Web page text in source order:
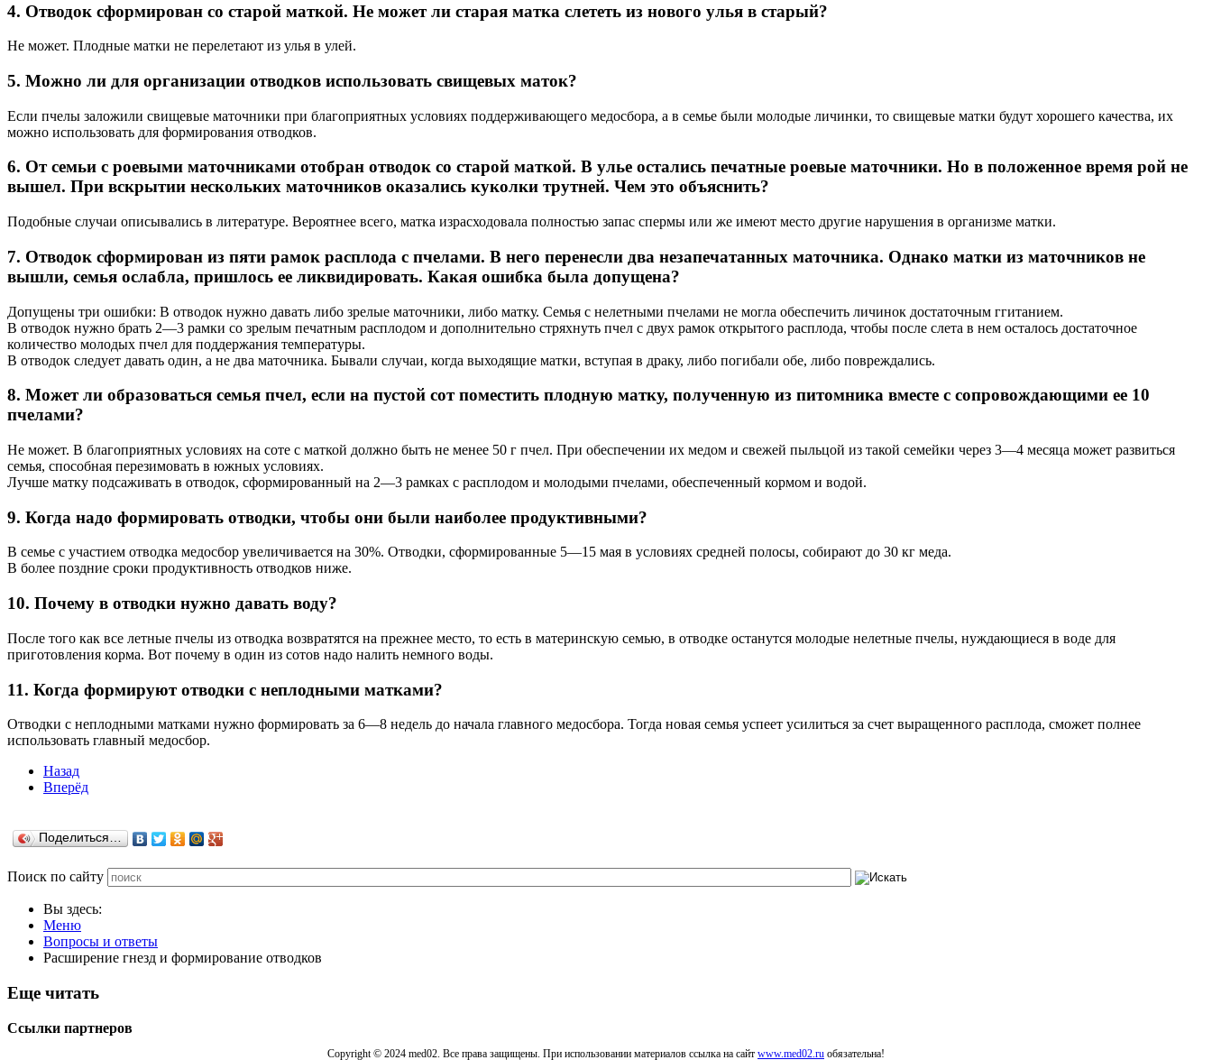
4. Отводок сформирован со старой маткой. Не может ли старая матка слететь из нового улья в старый?
Не может. Плодные матки не перелетают из улья в улей.
5. Можно ли для организации отводков использовать свищевых маток?
Если пчелы заложили свищевые маточники при благоприятных условиях поддерживающего медосбора, а в семье были молодые личинки, то свищевые матки будут хорошего качества, их
можно использовать для формирования отводков.
6. От семьи с роевыми маточниками отобран отводок со старой маткой. В улье остались печатные роевые маточники. Но в положенное время рой не
вышел. При вскрытии нескольких маточников оказались куколки трутней. Чем это объяснить?
Подобные случаи описывались в литературе. Вероятнее всего, матка израсходовала полностью запас спермы или же имеют место другие нарушения в организме матки.
7. Отводок сформирован из пяти рамок расплода с пчелами. В него перенесли два незапечатанных маточника. Однако матки из маточников не
вышли, семья ослабла, пришлось ее ликвидировать. Какая ошибка была допущена?
Допущены три ошибки: В отводок нужно давать либо зрелые маточники, либо матку. Семья с нелетными пчелами не могла обеспечить личинок достаточным ггитанием.
В отводок нужно брать 2—3 рамки со зрелым печатным расплодом и дополнительно стряхнуть пчел с двух рамок открытого расплода, чтобы после слета в нем осталось достаточное
количество молодых пчел для поддержания температуры.
В отводок следует давать один, а не два маточника. Бывали случаи, когда выходящие матки, вступая в драку, либо погибали обе, либо повреждались.
8. Может ли образоваться семья пчел, если на пустой сот поместить плодную матку, полученную из питомника вместе с сопровождающими ее 10
пчелами?
Не может. В благоприятных условиях на соте с маткой должно быть не менее 50 г пчел. При обеспечении их медом и свежей пыльцой из такой семейки через 3—4 месяца может развиться
семья, способная перезимовать в южных условиях.
Лучше матку подсаживать в отводок, сформированный на 2—3 рамках с расплодом и молодыми пчелами, обеспеченный кормом и водой.
9. Когда надо формировать отводки, чтобы они были наиболее продуктивными?
В семье с участием отводка медосбор увеличивается на 30%. Отводки, сформированные 5—15 мая в условиях средней полосы, собирают до 30 кг меда.
В более поздние сроки продуктивность отводков ниже.
10. Почему в отводки нужно давать воду?
После того как все летные пчелы из отводка возвратятся на прежнее место, то есть в материнскую семью, в отводке останутся молодые нелетные пчелы, нуждающиеся в воде для
приготовления корма. Вот почему в один из сотов надо налить немного воды.
11. Когда формируют отводки с неплодными матками?
Отводки с неплодными матками нужно формировать за 6—8 недель до начала главного медосбора. Тогда новая семья успеет усилиться за счет выращенного расплода, сможет полнее
использовать главный медосбор.
Назад
Вперёд
Поделиться…
Поиск по сайту
Вы здесь:
Меню
Вопросы и ответы
Расширение гнезд и формирование отводков
Еще читать
Ссылки партнеров
Copyright © 2024 med02. Все права защищены. При использовании материалов ссылка на сайт www.med02.ru обязательна!